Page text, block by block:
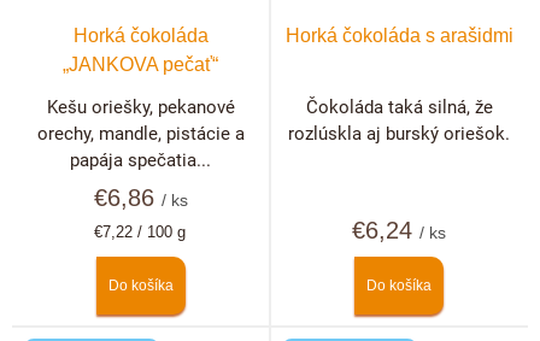
Horká čokoláda
„JANKOVA pečať“
€6,86 / ks
Jednotková
€7,22 / 100 g
Do košíka
Kešu oriešky, pekanové
orechy, mandle, pistácie a
papája spečatia...
Horká čokoláda s arašidmi
€6,24/ ks
Do košíka
Čokoláda taká silná, že
rozlúskla aj burský oriešok.